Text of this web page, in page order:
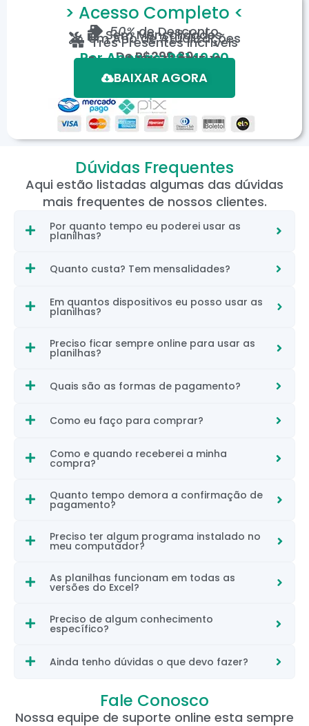
> Acesso Completo <
50%de Desconto
Sem Mensalidades
Um Ano de Atualizações
Três Presentes Incríveis
DeR$299,80
Por Apenas: R$149,90
Em até 12X de R$15,19
*Oferta válida por tempo limitado.
BAIXAR AGORA
Dúvidas Frequentes
Aqui estão listadas algumas das dúvidas
mais frequentes de nossos clientes.
Por quanto tempo eu poderei usar as
planilhas?
Quanto custa? Tem mensalidades?
Em quantos dispositivos eu posso usar as
planilhas?
Preciso ficar sempre online para usar as
planilhas?
Quais são as formas de pagamento?
Como eu faço para comprar?
Como e quando receberei a minha
compra?
Quanto tempo demora a confirmação de
pagamento?
Preciso ter algum programa instalado no
meu computador?
As planilhas funcionam em todas as
versões do Excel?
Preciso de algum conhecimento
específico?
Ainda tenho dúvidas o que devo fazer?
Fale Conosco
Nossa equipe de suporte online esta sempre